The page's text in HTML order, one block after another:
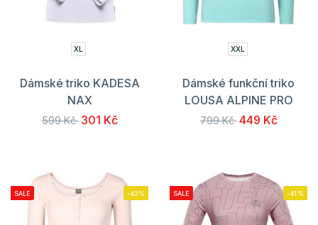
XL
Dámské triko KADESA
NAX
599 Kč 301 Kč
XXL
Dámské funkční triko
LOUSA ALPINE PRO
799 Kč 449 Kč
SALE -43% SALE -41%